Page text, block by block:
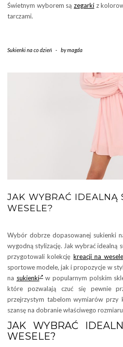
Świetnym wyborem są zegarkiz
tarczami.
Sukienki na co dzień - bymagda
JAK WYBRAĆ IDEALNĄ
WESELE?
Wybór dobrze dopasowanej sukienki
wygodną stylizację. Jak wybrać idealną
przygotowali kolekcję kreacji na wesele
sportowe modele, jak i propozycje w
na sukienki w popularnym polskim
które pozwalają czuć się pewnie
przejrzystym tabelom wymiarów przy
szansę na dobranie właściwego
JAK WYBRAĆ
WESELE?